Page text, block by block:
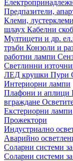
Предпазители,
Клеми, лустерклеми
шлаух Кабелни
Мултицети и др.
тръби Конзоли и
работни лампи
Светлинни
ЛЕД крушки Пури
Интериорни лампи
Плафони и аплици
вграждане
Екстериорни лампи
Прожектори
Индустриално
Аварийно
Соларни системи
Соларни системи